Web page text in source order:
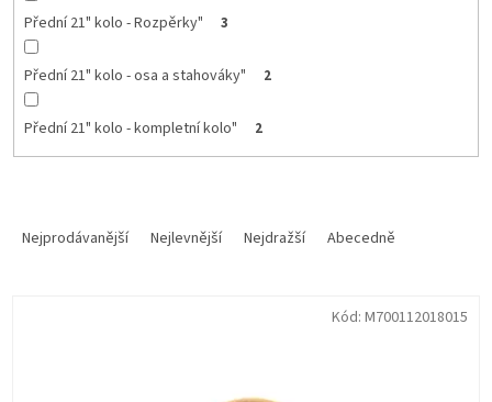
Přední 21" kolo - Rozpěrky" 3
Přední 21" kolo - osa a stahováky" 2
Přední 21" kolo - kompletní kolo" 2
Nejprodávanější Nejlevnější Nejdražší Abecedně
Kód: M700112018015